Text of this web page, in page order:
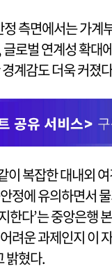
측면에서는 가계
로벌 연계성 확대
계감도 더욱 커졌
이 복잡한 대내외
정에 유의하면서
한다’는 중앙은행
려운 과제인지 이
밝혔다.